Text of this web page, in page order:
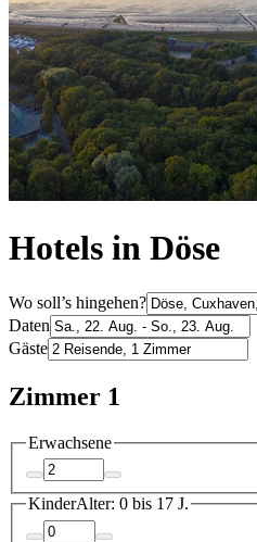
Hotels in Döse
Wo soll’s hingehen?
Daten
Gäste
Zimmer 1
Erwachsene
KinderAlter: 0 bis 17 J.